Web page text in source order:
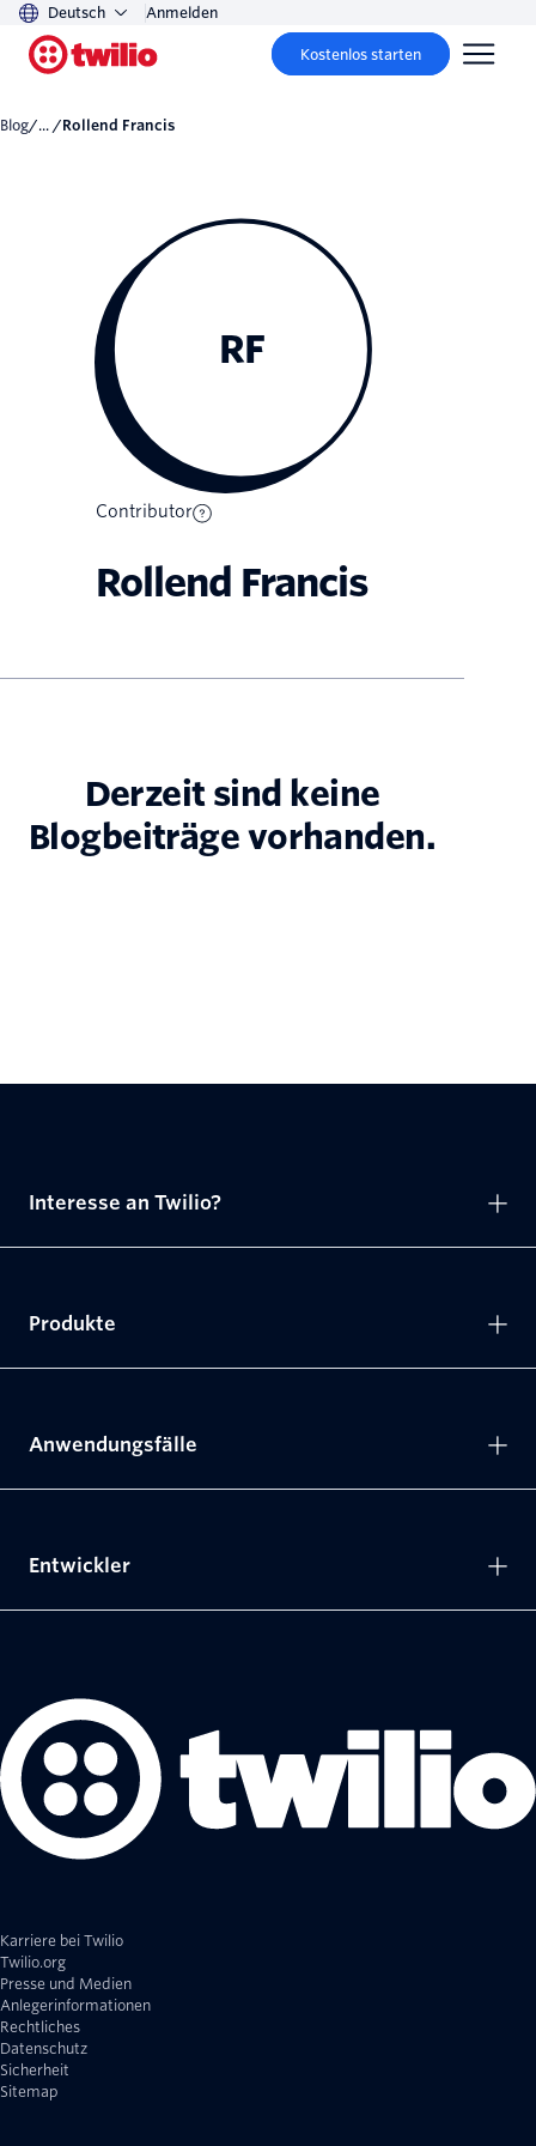
Deutsch Anmelden
Kostenlos starten
Blog/... / Rollend Francis
RF
Contributor
Rollend Francis
Derzeit sind keine
Blogbeiträge vorhanden.
Karriere bei Twilio
Twilio.org
Presse und Medien
Anlegerinformationen
Rechtliches
Datenschutz
Sicherheit
Sitemap
Interesse an Twilio?
Produkte
Anwendungsfälle
Entwickler